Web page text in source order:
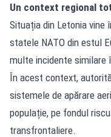
Un context regional
Situația din Letonia vine
statele NATO din estul
multe incidente similare
În acest context,
sistemele de apărare
populație, pe fondul
transfrontaliere.